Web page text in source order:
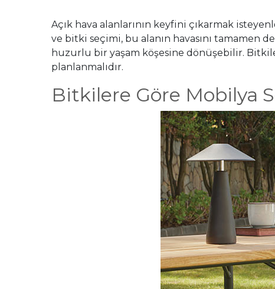
Açık hava alanlarının keyfini çıkarmak
ve bitki seçimi, bu alanın havasını tamamen
huzurlu bir yaşam köşesine dönüşebilir.
planlanmalıdır.
Bitkilere Göre Mobilya